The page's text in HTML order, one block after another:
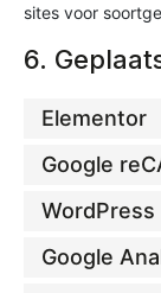
sites voor
6.
Elementor
Google
WordPress
Google